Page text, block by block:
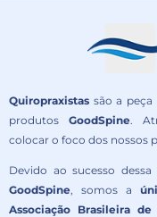
Quiropraxistas são a
produtos GoodSpine.
colocar o foco dos nossos
Devido ao sucesso
GoodSpine, somos a
Associação Brasileira de